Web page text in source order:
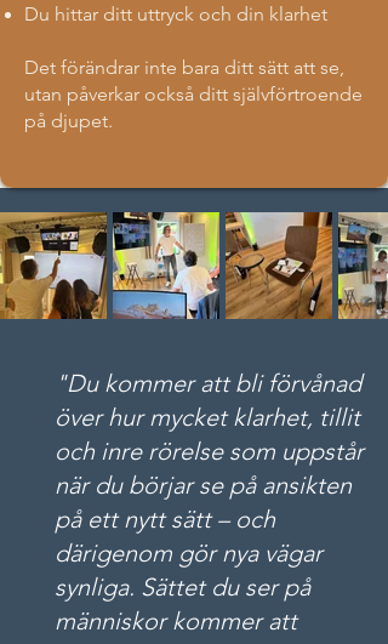
Du hittar ditt uttryck och din klarhet
Det förändrar inte bara ditt sätt att se,
utan påverkar också ditt självförtroende
på djupet.
"Du kommer att bli förvånad
över hur mycket klarhet, tillit
och inre rörelse som uppstår
när du börjar se på ansikten
på ett nytt sätt – och
därigenom gör nya vägar
synliga. Sättet du ser på
människor kommer att